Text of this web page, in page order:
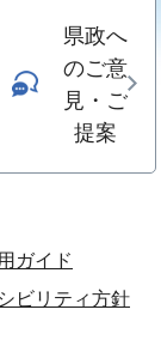
県政へ
のご意
見・ご
提案
ガイド
ビリティ方針